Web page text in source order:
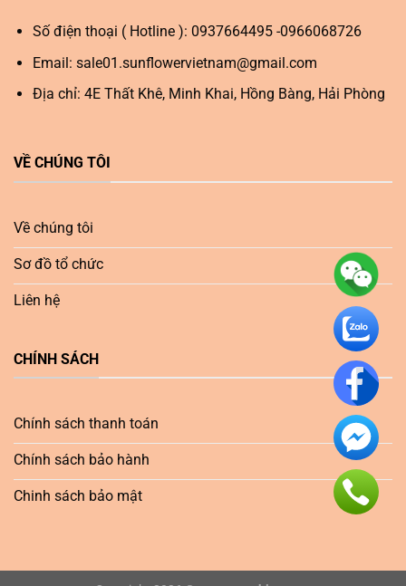
Số điện thoại ( Hotline ): 0937664495 -0966068726
Email: sale01.sunflowervietnam@gmail.com
Địa chỉ: 4E Thất Khê, Minh Khai, Hồng Bàng, Hải Phòng
VỀ CHÚNG TÔI
Về chúng tôi
Sơ đồ tổ chức
Liên hệ
CHÍNH SÁCH
Chính sách thanh toán
Chính sách bảo hành
Chinh sách bảo mật